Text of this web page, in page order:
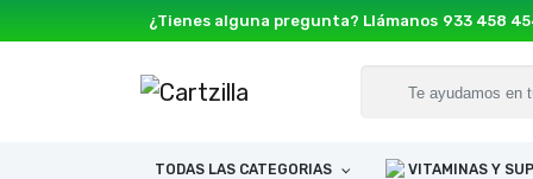
¿Tienes alguna pregunta? Llámanos 933 458
TODAS LAS CATEGORIAS VITAMINAS Y